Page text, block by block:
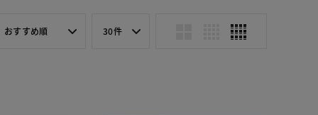
おすすめ順 30件